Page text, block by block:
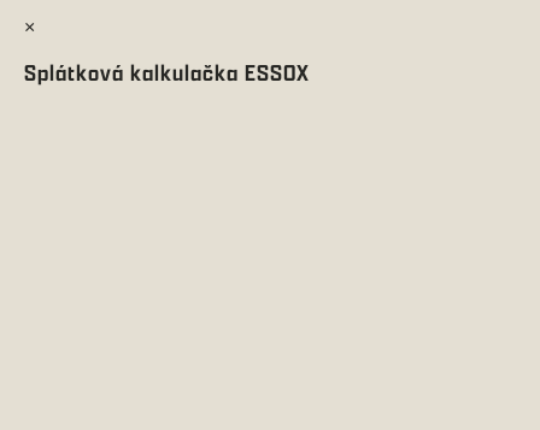
×
Splátková kalkulačka ESSOX